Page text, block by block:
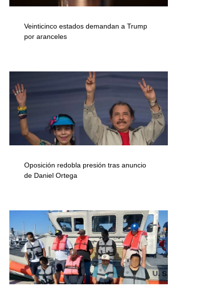
Veinticinco estados demandan a Trump
por aranceles
Oposición redobla presión tras anuncio
de Daniel Ortega